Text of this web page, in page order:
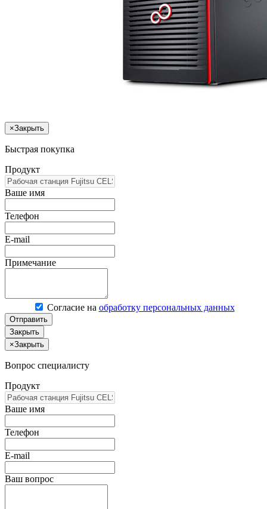
×Закрыть
Быстрая покупка
Продукт
Ваше имя
Телефон
E-mail
Примечание
Согласие на обработку персональных данных
Отправить
Закрыть
×Закрыть
Вопрос специалисту
Продукт
Ваше имя
Телефон
E-mail
Ваш вопрос